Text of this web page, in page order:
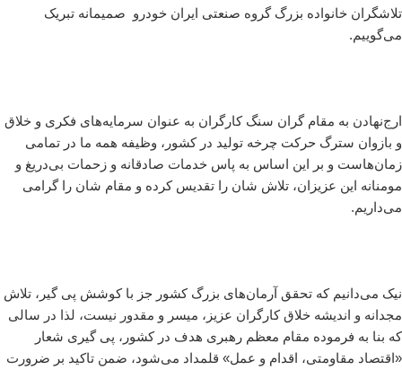
تلاشگران خانواده بزرگ گروه صنعتی ایران خودرو صمیمانه تبریک
می‌گوییم.
ارج‌نهادن به مقام گران سنگ کارگران به عنوان سرمایه‌های فکری و خلاق
و بازوان سترگ حرکت چرخه تولید در کشور، وظیفه همه ما در تمامی
زمان‌هاست و بر این اساس به پاس خدمات صادقانه و زحمات بی‌دریغ و
مومنانه این عزیزان، تلاش شان را تقدیس کرده و مقام شان را گرامی‌
می‌داریم.
نیک می‌دانیم که تحقق آرمان‌های بزرگ کشور جز با کوشش پی گیر، تلاش
مجدانه و اندیشه خلاق کارگران عزیز، میسر و مقدور نیست، لذا در سالی
که بنا به فرموده مقام معظم رهبری هدف در کشور، پی گیری شعار
«اقتصاد مقاومتی، اقدام و عمل» قلمداد می‌شود، ضمن تاکید بر ضرورت